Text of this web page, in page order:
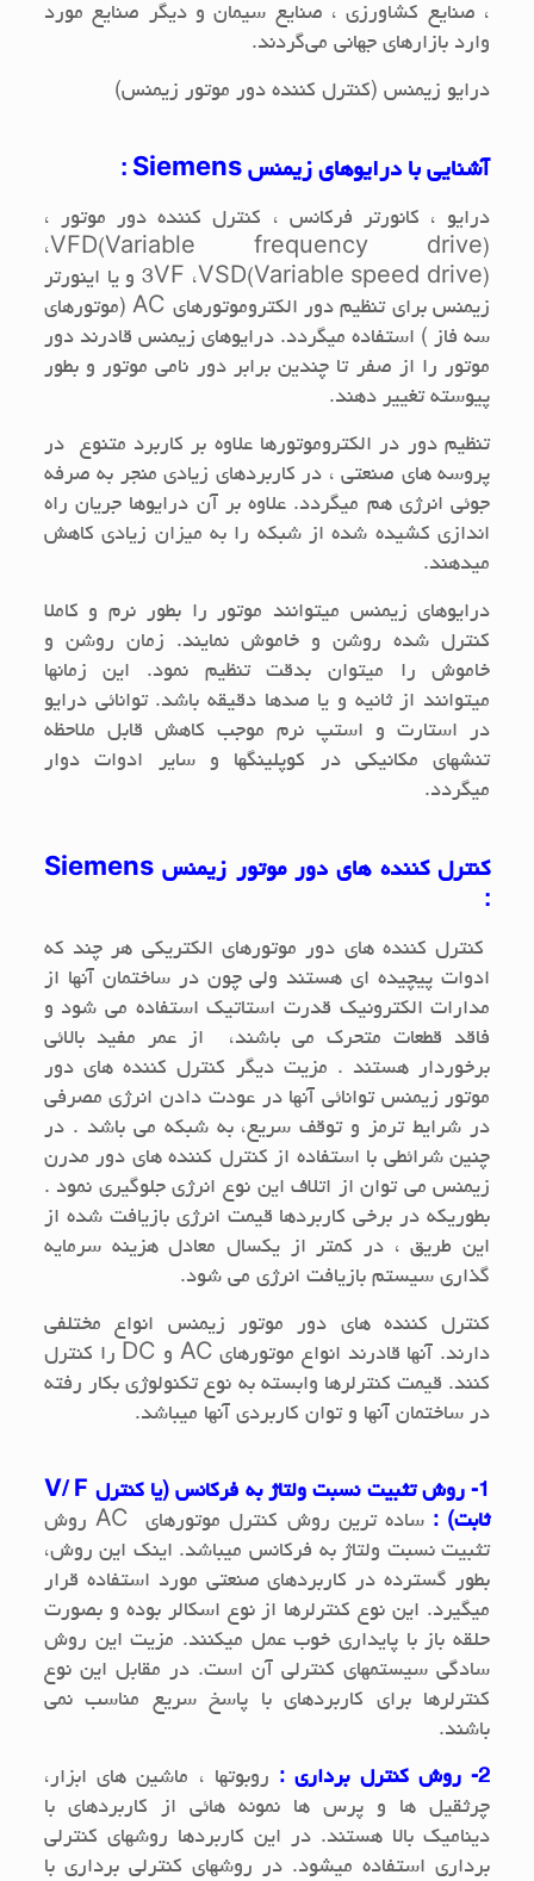
، صنایع کشاورزی ، صنایع سیمان و دیگر صنایع مورد
وارد بازارهای جهانی می‌گردند.
درایو زیمنس (کنترل کننده دور موتور زیمنس)
آشنایی با درایوهای زیمنس Siemens
:
درایو ، کانورتر فرکانس ، کنترل کننده دور موتور ،
VFD(Variable frequency drive)،
VSD(Variable speed drive)، 3VFو یا اینورتر
زیمنس برای تنظیم دور الکتروموتورهای AC(موتورهای
سه فاز ) استفاده میگردد. درایوهای زیمنس قادرند دور
موتور را از صفر تا چندین برابر دور نامی موتور و بطور
پیوسته تغییر دهند.
تنظیم دور در الکتروموتورها علاوه بر کاربرد متنوع در
پروسه های صنعتی ، در کاربردهای زیادی منجر به صرفه
جوئی انرژی هم میگردد. علاوه بر آن درایوها جریان راه
اندازی کشیده شده از شبکه را به میزان زیادی کاهش
میدهند.
درایوهای زیمنس میتوانند موتور را بطور نرم و کاملا
کنترل شده روشن و خاموش نمایند. زمان روشن و
خاموش را میتوان بدقت تنظیم نمود. این زمانها
میتوانند از ثانیه و یا صدها دقیقه باشد. توانائی درایو
در استارت و استپ نرم موجب کاهش قابل ملاحظه
تنشهای مکانیکی در کوپلینگها و سایر ادوات دوار
میگردد.
کنترل کننده های دور موتور زیمنسSiemens
:
كنترل كننده هاي دور موتورهاي الكتريكي هر چند كه
ادوات پيچيده اي هستند ولي چون در ساختمان آنها از
مدارات الكترونيك قدرت استاتيك استفاده مي شود و
فاقد قطعات متحرك مي باشند، از عمر مفيد بالائي
برخوردار هستند . مزيت ديگر كنترل كننده هاي دور
موتور زیمنس توانائي آنها در عودت دادن انرژي مصرفي
در شرایط ترمز و توقف سریع، به شبكه مي باشد . در
چنين شرائطي با استفاده از كنترل كننده هاي دور مدرن
زیمنس مي توان از اتلاف اين نوع انرژي جلوگيري نمود .
بطوريكه در برخي كاربردها قيمت انرژي بازيافت شده از
اين طريق ، در كمتر از يكسال معادل هزينه سرمايه
گذاري سيستم بازيافت انرژي مي شود.
کنترل کننده های دور موتور زیمنس انواع مختلفی
دارند. آنها قادرند انواع موتورهای AC و DC را کنترل
کنند. قیمت کنترلرها وابسته به نوع تکنولوژی بکار رفته
در ساختمان آنها و توان کاربردی آنها میباشد.
1- روش تثبیت نسبت ولتاژ به فرکانس (یا کنترل
V/ F
ثابت) : ساده ترین روش کنترل موتورهای AC روش
تثبیت نسبت ولتاژ به فرکانس میباشد. اینک این روش،
بطور گسترده در کاربردهای صنعتی مورد استفاده قرار
میگیرد. این نوع کنترلرها از نوع اسکالر بوده و بصورت
حلقه باز با پایداری خوب عمل میکنند. مزیت این روش
سادگی سیستمهای کنترلی آن است. در مقابل این نوع
کنترلرها برای کاربردهای با پاسخ سریع مناسب نمی
باشند.
2- روش کنترل برداری :
روبوتها ، ماشین های ابزار،
چرثقیل ها و پرس ها نمونه هائی از کاربردهای با
دینامیک بالا هستند. در این کاربردها روشهای کنترلی
برداری استفاده میشود. در روشهای کنترلی برداری با